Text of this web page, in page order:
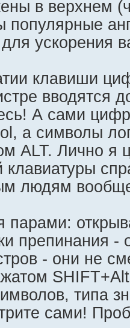
в верхнем
для ускорения
клавиши
вводятся
А сами
а символы
ALT. Лично я
клавиатуры
людям
парами:
препинания -
- они не
типа
сами!